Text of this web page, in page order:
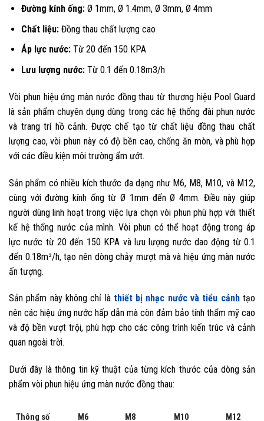
Đường kính ống:Ø 1mm, Ø 1.4mm, Ø 3mm, Ø 4mm
Chất liệu:Đồng thau chất lượng cao
Áp lực nước: Từ 20 đến 150 KPA
Lưu lượng nước: Từ 0.1 đến 0.18m3/h
Vòi phun hiệu ứng màn nước đồng thau từ thương hiệu Pool Guard
là sản phẩm chuyên dụng dùng trong các hệ thống đài phun nước
và trang trí hồ cảnh. Được chế tạo từ chất liệu đồng thau chất
lượng cao, vòi phun này có độ bền cao, chống ăn mòn, và phù hợp
với các điều kiện môi trường ẩm ướt.
Sản phẩm có nhiều kích thước đa dạng như M6, M8, M10, và M12,
cùng với đường kính ống từ Ø 1mm đến Ø 4mm. Điều này giúp
người dùng linh hoạt trong việc lựa chọn vòi phun phù hợp với thiết
kế hệ thống nước của mình. Vòi phun có thể hoạt động trong áp
lực nước từ 20 đến 150 KPA và lưu lượng nước dao động từ 0.1
đến 0.18m³/h, tạo nên dòng chảy mượt mà và hiệu ứng màn nước
ấn tượng.
Sản phẩm này không chỉ là thiết bị nhạc nước và tiểu cảnhtạo
nên các hiệu ứng nước hấp dẫn mà còn đảm bảo tính thẩm mỹ cao
và độ bền vượt trội, phù hợp cho các công trình kiến trúc và cảnh
quan ngoài trời.
Dưới đây là thông tin kỹ thuật của từng kích thước của dòng sản
phẩm vòi phun hiệu ứng màn nước đồng thau:
Thông số M6 M8 M10 M12